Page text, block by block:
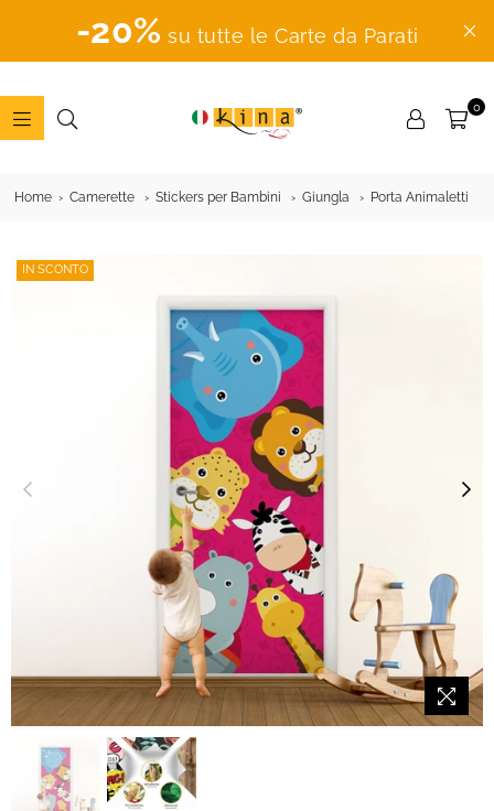
-20% su tutte le Carte da Parati
0
Home Camerette Stickers per Bambini Giungla Porta Animaletti
IN SCONTO